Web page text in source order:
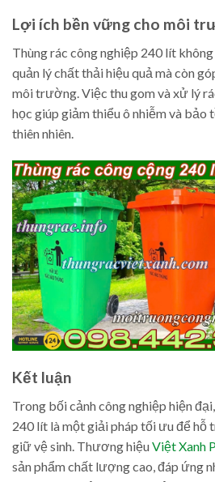
Lợi ích bền vững cho môi
Thùng rác công nghiệp 240 lít
quản lý chất thải hiệu quả mà còn
môi trường. Việc thu gom và xử lý
học giúp giảm thiểu ô nhiễm và bảo
thiên nhiên.
Kết luận
Trong bối cảnh công nghiệp hiện
240 lít là một giải pháp tối ưu để hỗ
giữ vệ sinh. Thương hiệuViệt Xanh
sản phẩm chất lượng cao, đáp ứng